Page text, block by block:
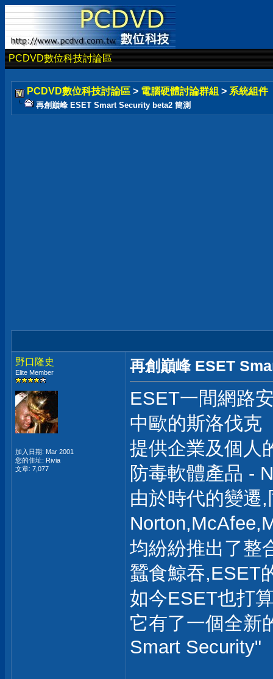
PCDVD數位科技討論區
PCDVD數位科技討論區 > 電腦硬體討論群組 > 系統組件
再創巔峰 ESET Smart Security beta2 簡測
野口隆史
Elite Member
加入日期: Mar 2001
您的住址: Rivia
文章: 7,077
再創巔峰 ESET
ESET一間網路
中歐的斯洛伐克
提供企業及個人
防毒軟體產品 -
由於時代的變遷
均紛紛推出了整
蠶食鯨吞,ESET
如今ESET也打
它有了一個全新
Smart Security"